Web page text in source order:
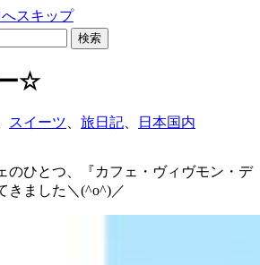
スキップ
☆
スイーツ 旅日記
日本国内
のひとつ、『カフェ・ヴィヴモン・デ
きました＼(^o^)／